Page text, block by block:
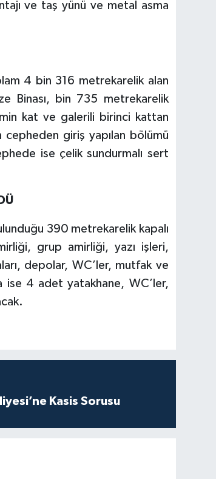
ve taş yünü ve metal asma
4 bin 316 metrekarelik alan
Binası, bin 735 metrekarelik
kat ve galerili birinci kattan
giriş yapılan bölümü
ise çelik sundurmalı sert
390 metrekarelik kapalı
grup amirliği, yazı işleri,
depolar, WC’ler, mutfak ve
ise 4 adet yatakhane, WC’ler,
Kasis Sorusu